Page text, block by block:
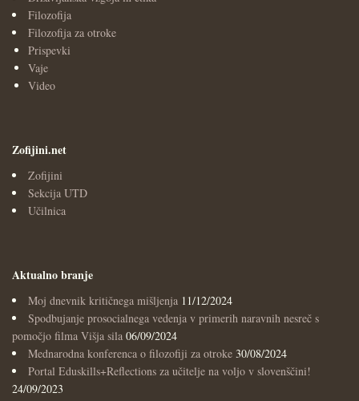
Filozofija
Filozofija za otroke
Prispevki
Vaje
Video
Zofijini.net
Zofijini
Sekcija UTD
Učilnica
Aktualno branje
Moj dnevnik kritičnega mišljenja 11/12/2024
Spodbujanje prosocialnega vedenja v primerih naravnih nesreč s
pomočjo filma Višja sila 06/09/2024
Mednarodna konferenca o filozofiji za otroke 30/08/2024
Portal Eduskills+Reflections za učitelje na voljo v slovenščini!
24/09/2023